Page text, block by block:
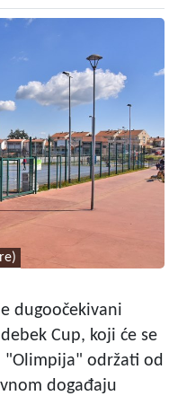
dugoočekivani
Cup, koji će se
"Olimpija" održati od
događaju